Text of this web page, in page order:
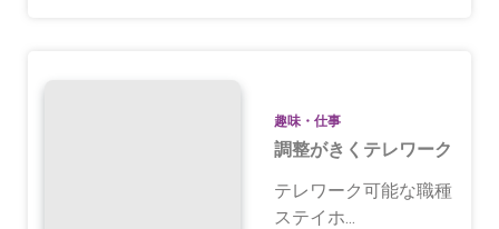
趣味・仕事
調整がきくテレワーク
テレワーク可能な職種
ステイホ...